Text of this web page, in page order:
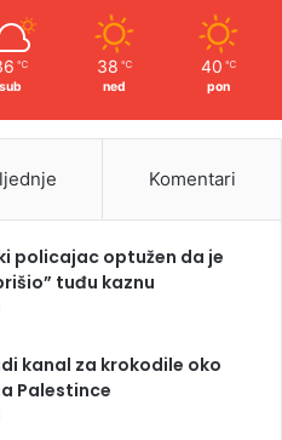
℃
sub
38 ℃
ned
40 ℃
pon
Komentari
policajac optužen da je
tuđu kaznu
kanal za krokodile oko
Palestince